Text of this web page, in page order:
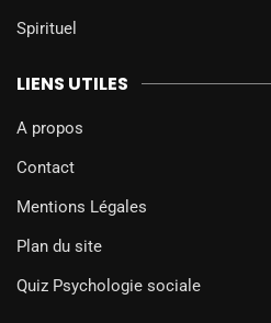
Spirituel
LIENS UTILES
A propos
Contact
Mentions Légales
Plan du site
Quiz Psychologie sociale